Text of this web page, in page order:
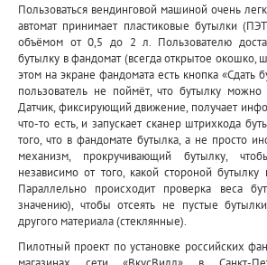
Пользоваться вендинговой машиной очень
автомат принимает пластиковые бутылки
объёмом от 0,5 до 2 л. Пользователю
бутылку в фандомат (всегда открытое окошко,
этом на экране фандомата есть кнопка «Сдать
пользователь не поймёт, что бутылку можно
Датчик, фиксирующий движение, получает
что-то есть, и запускает сканер штрихкода
того, что в фандомате бутылка, а не просто
механизм, прокручивающий бутылку,
независимо от того, какой стороной
Параллельно происходит проверка веса
значению), чтобы отсеять не пустые
другого материала (стеклянные).
Пилотный проект по установке российских